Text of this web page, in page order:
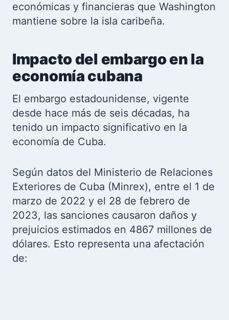
económicas y financieras que Washington
mantiene sobre la isla caribeña.
Impacto del embargo en la
economía cubana
El embargo estadounidense, vigente
desde hace más de seis décadas, ha
tenido un impacto significativo en la
economía de Cuba.
Según datos del Ministerio de Relaciones
Exteriores de Cuba (Minrex), entre el 1 de
marzo de 2022 y el 28 de febrero de
2023, las sanciones causaron daños y
prejuicios estimados en 4867 millones de
dólares. Esto representa una afectación
de: